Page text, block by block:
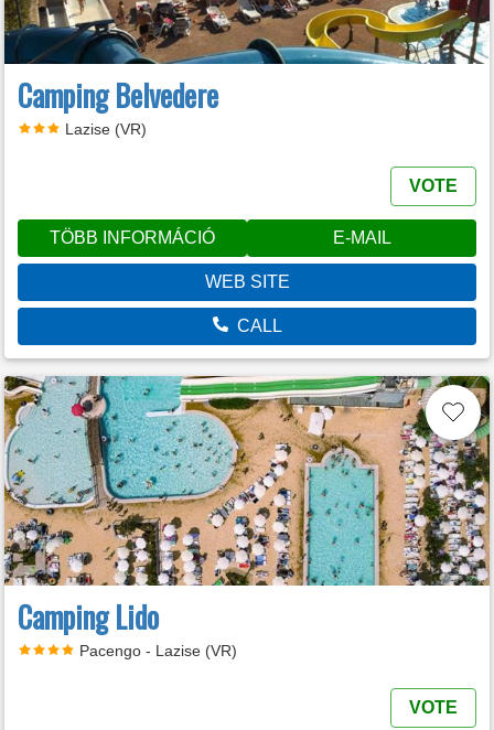
Camping Belvedere
Lazise (VR)
VOTE
TÖBB INFORMÁCIÓ E-MAIL
WEB SITE
CALL
Camping Lido
Pacengo - Lazise (VR)
VOTE